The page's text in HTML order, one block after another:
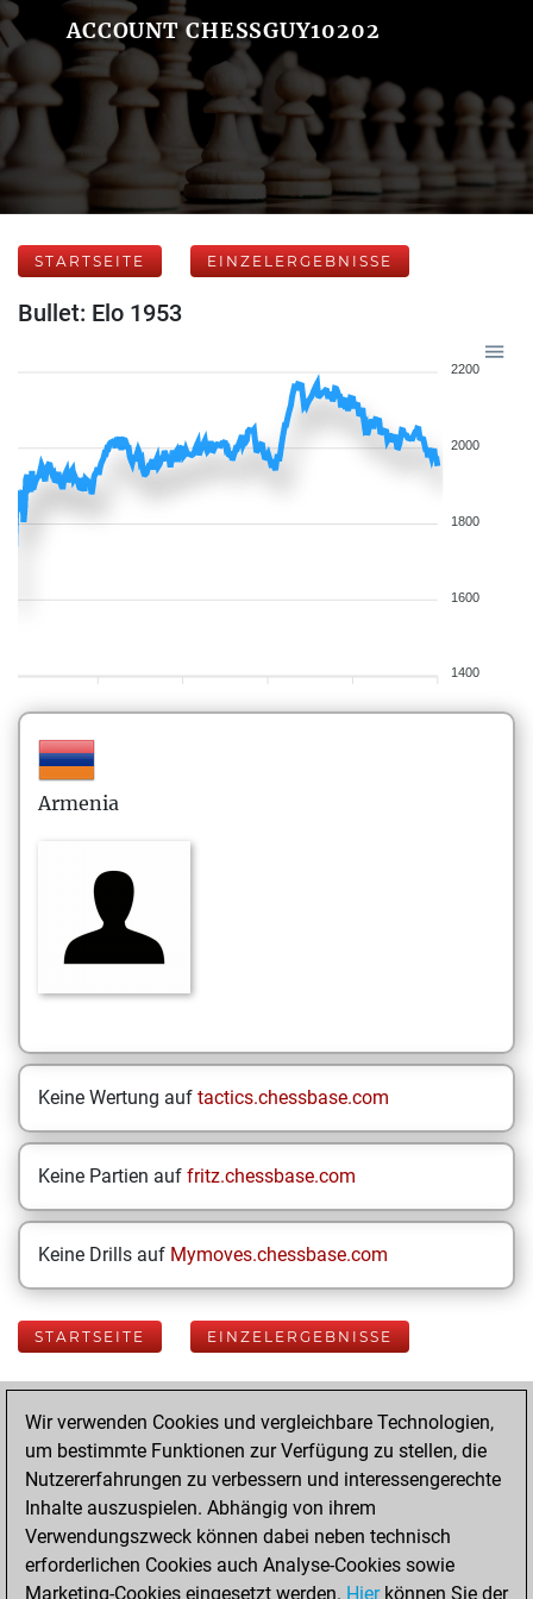
ACCOUNT CHESSGUY10202
STARTSEITE EINZELERGEBNISSE
Bullet: Elo 1953
2200
2000
1800
1600
1400
Armenia
Keine Wertung auf tactics.chessbase.com
Keine Partien auf fritz.chessbase.com
Keine Drills auf Mymoves.chessbase.com
STARTSEITE EINZELERGEBNISSE
Your Latest App
Activity
Freitag, Juli 31,
2026
Wir verwenden Cookies und vergleichbare Technologien,
um bestimmte Funktionen zur Verfügung zu stellen, die
Nutzererfahrungen zu verbessern und interessengerechte
Inhalte auszuspielen. Abhängig von ihrem
Verwendungszweck können dabei neben technisch
erforderlichen Cookies auch Analyse-Cookies sowie
Marketing-Cookies eingesetzt werden. Hierkönnen Sie der